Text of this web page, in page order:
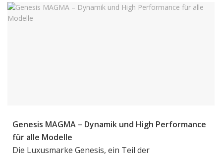
Genesis MAGMA – Dynamik und High Performance
für alle Modelle
Die Luxusmarke Genesis, ein Teil der